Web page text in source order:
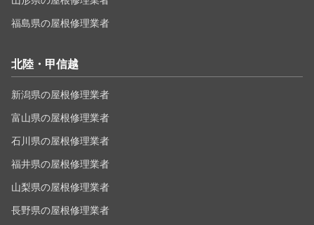
福島県の屋根修理業者
北陸・甲信越
新潟県の屋根修理業者
富山県の屋根修理業者
石川県の屋根修理業者
福井県の屋根修理業者
山梨県の屋根修理業者
長野県の屋根修理業者